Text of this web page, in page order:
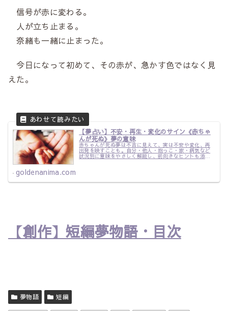
信号が赤に変わる。
人が立ち止まる。
奈緒も一緒に止まった。
今日になって初めて、その赤が、急かす色ではなく見
えた。
【夢占い】不安・再生・変化のサイン《赤ちゃ
んが死ぬ》夢の意味
赤ちゃんが死ぬ夢は不吉に見えて、実は不安や変化、再
出発を映すことも。自分・他人・抱っこ・家・病気など
状況別に意味をやさしく解説し、前向きなヒントも添え
goldenanima.com
【創作】短編夢物語・目次
夢物語 短編